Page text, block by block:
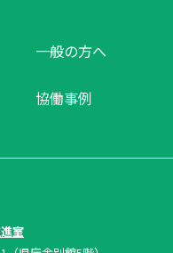
一般の方へ
協働事例
室